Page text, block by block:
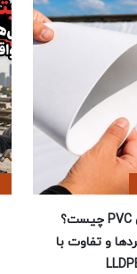
ژئوممبران PVC چیست؟
و تفاوت با